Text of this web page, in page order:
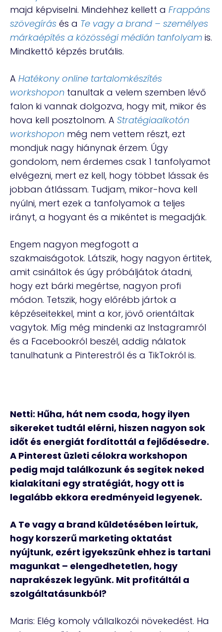
majd képviselni. Mindehhez kellett a Frappáns
szövegírás és a Te vagy a brand – személyes
márkaépítés a közösségi médián tanfolyam is.
Mindkettő képzés brutális.
A Hatékony online tartalomkészítés
workshopon tanultak a velem szemben lévő
falon ki vannak dolgozva, hogy mit, mikor és
hova kell posztolnom. A Stratégiaalkotón
workshopon még nem vettem részt, ezt
mondjuk nagy hiánynak érzem. Úgy
gondolom, nem érdemes csak 1 tanfolyamot
elvégezni, mert ez kell, hogy többet lássak és
jobban átlássam. Tudjam, mikor-hova kell
nyúlni, mert ezek a tanfolyamok a teljes
irányt, a hogyant és a mikéntet is megadják.
Engem nagyon megfogott a
szakmaiságotok. Látszik, hogy nagyon értitek,
amit csináltok és úgy próbáljátok átadni,
hogy ezt bárki megértse, nagyon profi
módon. Tetszik, hogy előrébb jártok a
képzéseitekkel, mint a kor, jövő orientáltak
vagytok. Míg még mindenki az Instagramról
és a Facebookról beszél, addig nálatok
tanulhatunk a Pinterestről és a TikTokról is.
Netti: Hűha, hát nem csoda, hogy ilyen
sikereket tudtál elérni, hiszen nagyon sok
időt és energiát fordítottál a fejlődésedre.
A Pinterest üzleti célokra workshopon
pedig majd találkozunk és segítek neked
kialakítani egy stratégiát, hogy ott is
legalább ekkora eredményeid legyenek.
A Te vagy a brand küldetésében leírtuk,
hogy korszerű marketing oktatást
nyújtunk, ezért igyekszünk ehhez is tartani
magunkat – elengedhetetlen, hogy
naprakészek legyünk. Mit profitáltál a
szolgáltatásunkból?
Maris: Elég komoly vállalkozói növekedést. Ha